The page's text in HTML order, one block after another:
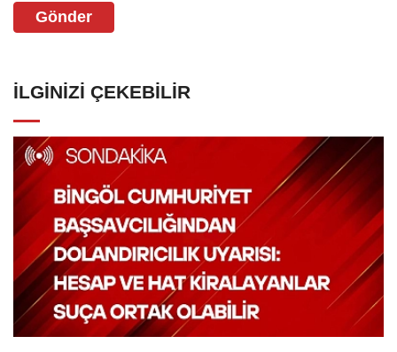
Gönder
İLGINIZI ÇEKEBILIR